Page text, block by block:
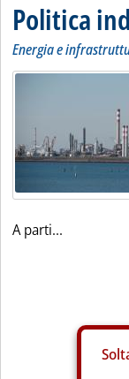
Politica
Energia e
A parti...